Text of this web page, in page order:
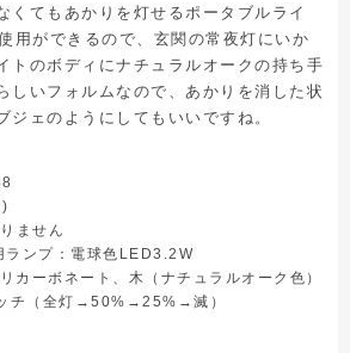
くてもあかりを灯せるポータブルライ
用ができるので、玄関の常夜灯にいか
トのボディにナチュラルオークの持ち手
しいフォルムなので、あかりを消した状
ジェのようにしてもいいですね。
ません
ンプ：電球色LED3.2W
カーボネート、木（ナチュラルオーク色）
チ（全灯→50%→25%→滅）